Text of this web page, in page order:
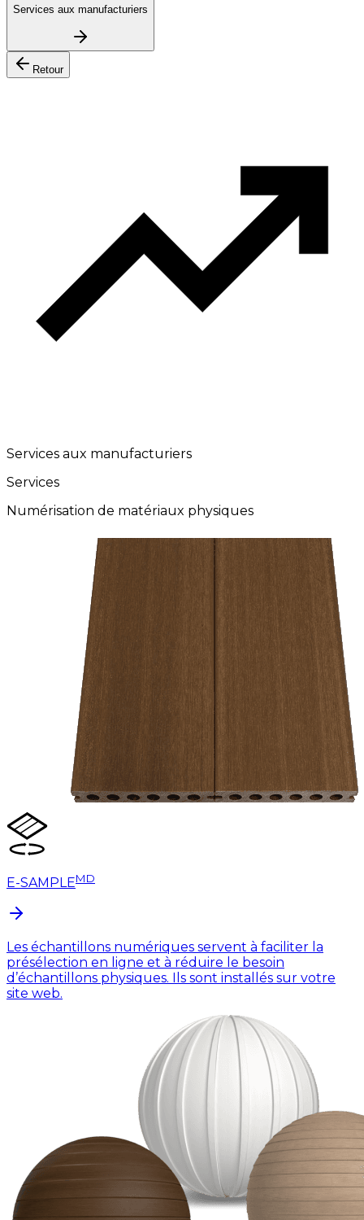
Services aux manufacturiers
Retour
Services aux manufacturiers
Services
Numérisation de matériaux physiques
E-SAMPLEMD
Les échantillons numériques servent à faciliter la
présélection en ligne et à réduire le besoin
d’échantillons physiques. Ils sont installés sur votre
site web.